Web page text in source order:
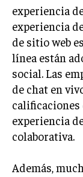
E-
E-
PRECIOS
GESTIÓN
experiencia
experiencia
de sitio web
línea están
social. Las
de chat en
calificaciones
experiencia
colaborativa.
Además,